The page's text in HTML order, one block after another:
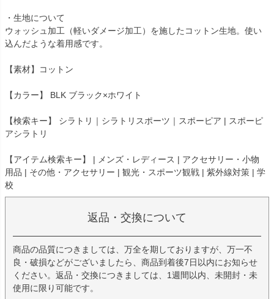
・生地について
ウォッシュ加工（軽いダメージ加工）を施したコットン生地。使い
込んだような着用感です。
【素材】コットン
【カラー】 BLK ブラック×ホワイト
【検索キー】 シラトリ｜シラトリスポーツ｜スポーピア | スポーピ
アシラトリ
【アイテム検索キー】 | メンズ・レディース | アクセサリー・小物
用品 | その他・アクセサリー | 観光・スポーツ観戦 | 紫外線対策 | 学
校
返品・交換について
商品の品質につきましては、万全を期しておりますが、万一不
良・破損などがございましたら、商品到着後7日以内にお知らせ
ください。返品・交換につきましては、1週間以内、未開封・未
使用に限り可能です。